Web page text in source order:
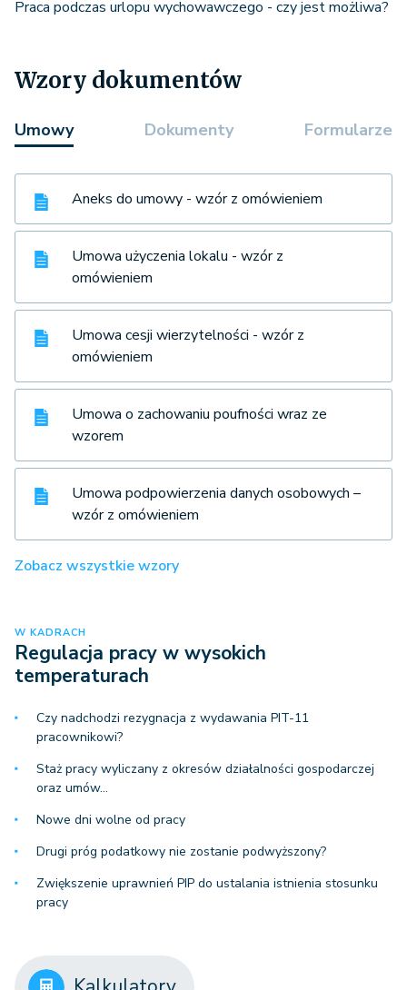
Praca podczas urlopu wychowawczego - czy jest możliwa?
Wzory dokumentów
Umowy Dokumenty Formularze
Aneks do umowy - wzór z omówieniem
Umowa użyczenia lokalu - wzór z
omówieniem
Umowa cesji wierzytelności - wzór z
omówieniem
Umowa o zachowaniu poufności wraz ze
wzorem
Umowa podpowierzenia danych osobowych –
wzór z omówieniem
Zobacz wszystkie wzory
W KADRACH
Regulacja pracy w wysokich
temperaturach
Czy nadchodzi rezygnacja z wydawania PIT-11
pracownikowi?
Staż pracy wyliczany z okresów działalności gospodarczej
oraz umów…
Nowe dni wolne od pracy
Drugi próg podatkowy nie zostanie podwyższony?
Zwiększenie uprawnień PIP do ustalania istnienia stosunku
pracy